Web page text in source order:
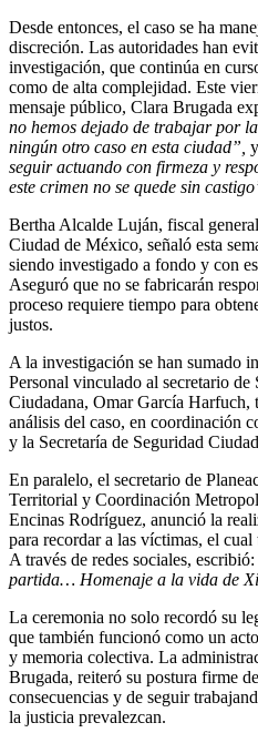
Desde entonces, el caso se ha
discreción. Las autoridades han
investigación, que continúa en
como de alta complejidad. Este
mensaje público, Clara Brugada
no hemos dejado de trabajar por
ningún otro caso en esta ciudad”,
seguir actuando con firmeza y
este crimen no se quede sin
Bertha Alcalde Luján, fiscal
Ciudad de México, señaló esta
siendo investigado a fondo y con
Aseguró que no se fabricarán
proceso requiere tiempo para
justos.
A la investigación se han sumado
Personal vinculado al secretario de
Ciudadana, Omar García Harfuch,
análisis del caso, en coordinación
y la Secretaría de Seguridad
En paralelo, el secretario de
Territorial y Coordinación
Encinas Rodríguez, anunció la
para recordar a las víctimas, el
A través de redes sociales, escribió:
partida… Homenaje a la vida de
La ceremonia no solo recordó su
que también funcionó como un
y memoria colectiva. La
Brugada, reiteró su postura firme
consecuencias y de seguir
la justicia prevalezcan.